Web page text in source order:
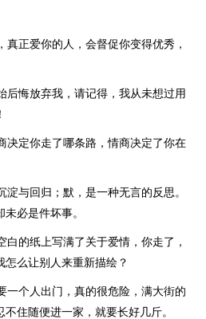
真正爱你的人，会督促你变得优秀，
后悔放弃我，请记得，我从未想过用
决定你走了哪条路，情商决定了你在
淀与回归；默，是一种无言的反思。
必是件坏事。
白的纸上写满了关于爱情，你走了，
么让别人来重新描绘？
一个人出门，真的很危险，满大街的
住随便进一家，就要长好几斤。